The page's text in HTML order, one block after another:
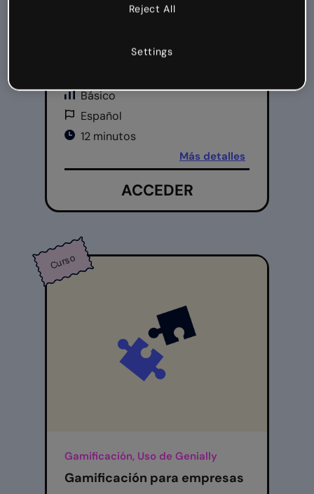
Básico
Español
12 minutos
Más detalles
ACCEDER
Curso
Gamificación, Uso de Genially
Gamificación para empresas
Reject All
Settings